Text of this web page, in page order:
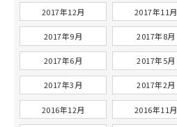
2017年12月 2017年11月
2017年9月 2017年8月
2017年6月 2017年5月
2017年3月 2017年2月
2016年12月 2016年11月